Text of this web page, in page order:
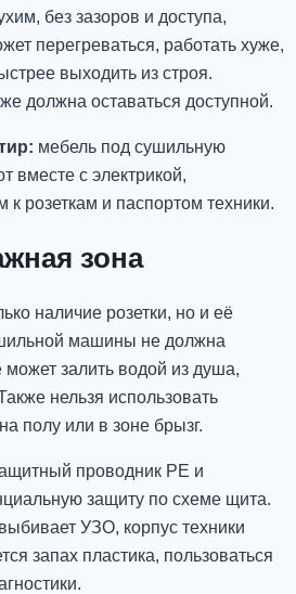
без зазоров и доступа,
перегреваться, работать хуже,
выходить из строя.
должна оставаться доступной.
мебель под сушильную
вместе с электрикой,
к розеткам и паспортом техники.
зона
наличие розетки, но и её
машины не должна
может залить водой из душа,
нельзя использовать
полу или в зоне брызг.
проводник PE и
защиту по схеме щита.
УЗО, корпус техники
запах пластика, пользоваться